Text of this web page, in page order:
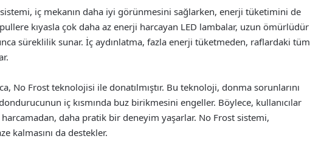
sistemi, iç mekanın daha iyi görünmesini sağlarken, enerji tüketimini de
kıyasla çok daha az enerji harcayan LED lambalar, uzun ömürlüdür
süreklilik sunar. İç aydınlatma, fazla enerji tüketmeden, raflardaki tüm
No Frost teknolojisi ile donatılmıştır. Bu teknoloji, donma sorunlarını
iç kısmında buz birikmesini engeller. Böylece, kullanıcılar
daha pratik bir deneyim yaşarlar. No Frost sistemi,
kalmasını da destekler.